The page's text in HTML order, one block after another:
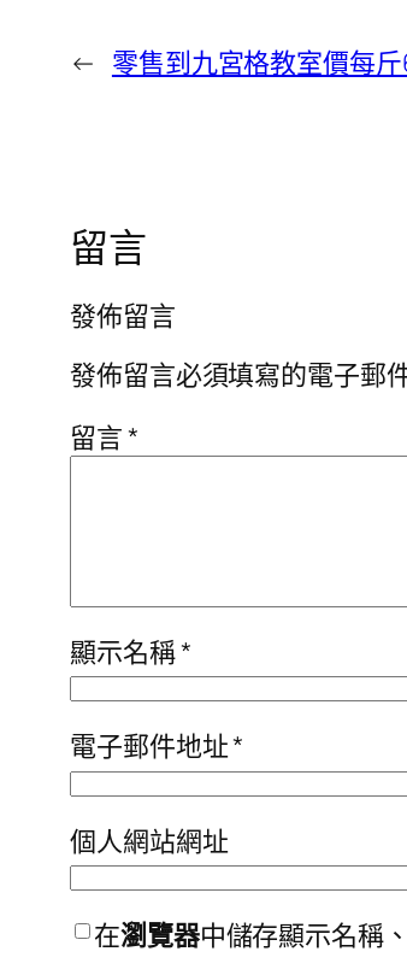
← 零售到九宮格教室價每
留言
發佈留言
發佈留言必須填寫的電子郵
留言*
顯示名稱*
電子郵件地址*
個人網站網址
在瀏覽器中儲存顯示名稱